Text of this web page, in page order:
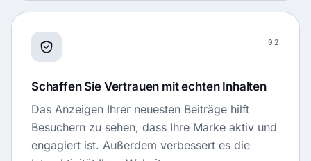
02
Schaffen Sie Vertrauen mit echten Inhalten
Das Anzeigen Ihrer neuesten Beiträge hilft
Besuchern zu sehen, dass Ihre Marke aktiv und
engagiert ist. Außerdem verbessert es die